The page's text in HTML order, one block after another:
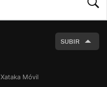
SUBIR
Xataka Móvil